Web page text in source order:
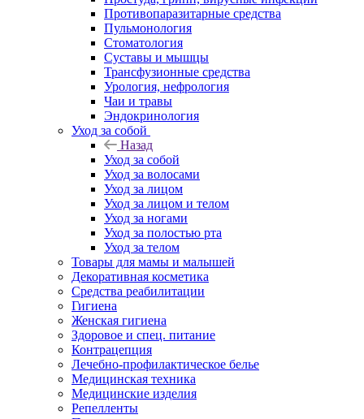
Противопаразитарные средства
Пульмонология
Стоматология
Суставы и мышцы
Трансфузионные средства
Урология, нефрология
Чаи и травы
Эндокринология
Уход за собой
Назад
Уход за собой
Уход за волосами
Уход за лицом
Уход за лицом и телом
Уход за ногами
Уход за полостью рта
Уход за телом
Товары для мамы и малышей
Декоративная косметика
Средства реабилитации
Гигиена
Женская гигиена
Здоровое и спец. питание
Контрацепция
Лечебно-профилактическое белье
Медицинская техника
Медицинские изделия
Репелленты